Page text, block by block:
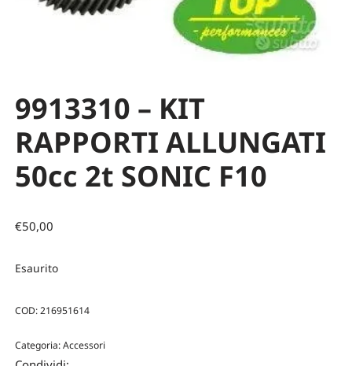
9913310 – KIT
RAPPORTI ALLUNGATI
50cc 2t SONIC F10
€50,00
Esaurito
COD:216951614
Categoria:Accessori